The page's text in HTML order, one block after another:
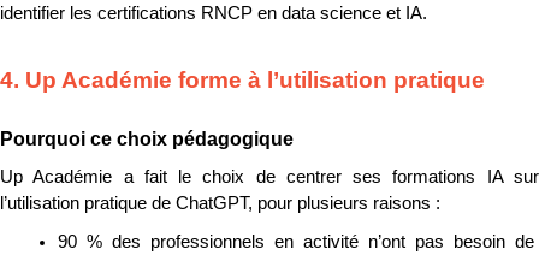
identifier les certifications RNCP en data science et IA.
4. Up Académie forme à l’utilisation pratique
Pourquoi ce choix pédagogique
Up Académie a fait le choix de centrer ses formations IA sur
l’utilisation pratique de ChatGPT, pour plusieurs raisons :
90 % des professionnels en activité n’ont pas besoin de